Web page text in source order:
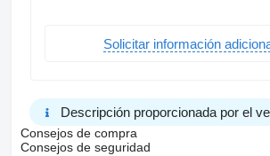
Solicitar información
Descripción proporcionada por el
Consejos de compra
Consejos de seguridad